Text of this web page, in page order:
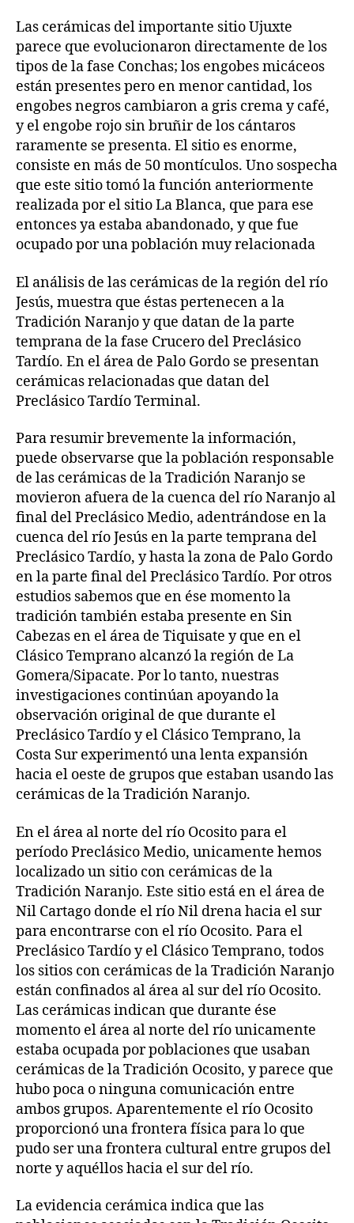
Las cerámicas del importante sitio Ujuxte
parece que evolucionaron directamente de los
tipos de la fase Conchas; los engobes micáceos
están presentes pero en menor cantidad, los
engobes negros cambiaron a gris crema y café,
y el engobe rojo sin bruñir de los cántaros
raramente se presenta. El sitio es enorme,
consiste en más de 50 montículos. Uno sospecha
que este sitio tomó la función anteriormente
realizada por el sitio La Blanca, que para ese
entonces ya estaba abandonado, y que fue
ocupado por una población muy relacionada
El análisis de las cerámicas de la región del río
Jesús, muestra que éstas pertenecen a la
Tradición Naranjo y que datan de la parte
temprana de la fase Crucero del Preclásico
Tardío. En el área de Palo Gordo se presentan
cerámicas relacionadas que datan del
Preclásico Tardío Terminal.
Para resumir brevemente la información,
puede observarse que la población responsable
de las cerámicas de la Tradición Naranjo se
movieron afuera de la cuenca del río Naranjo al
final del Preclásico Medio, adentrándose en la
cuenca del río Jesús en la parte temprana del
Preclásico Tardío, y hasta la zona de Palo Gordo
en la parte final del Preclásico Tardío. Por otros
estudios sabemos que en ése momento la
tradición también estaba presente en Sin
Cabezas en el área de Tiquisate y que en el
Clásico Temprano alcanzó la región de La
Gomera/Sipacate. Por lo tanto, nuestras
investigaciones continúan apoyando la
observación original de que durante el
Preclásico Tardío y el Clásico Temprano, la
Costa Sur experimentó una lenta expansión
hacia el oeste de grupos que estaban usando las
cerámicas de la Tradición Naranjo.
En el área al norte del río Ocosito para el
período Preclásico Medio, unicamente hemos
localizado un sitio con cerámicas de la
Tradición Naranjo. Este sitio está en el área de
Nil Cartago donde el río Nil drena hacia el sur
para encontrarse con el río Ocosito. Para el
Preclásico Tardío y el Clásico Temprano, todos
los sitios con cerámicas de la Tradición Naranjo
están confinados al área al sur del río Ocosito.
Las cerámicas indican que durante ése
momento el área al norte del río unicamente
estaba ocupada por poblaciones que usaban
cerámicas de la Tradición Ocosito, y parece que
hubo poca o ninguna comunicación entre
ambos grupos. Aparentemente el río Ocosito
proporcionó una frontera física para lo que
pudo ser una frontera cultural entre grupos del
norte y aquéllos hacia el sur del río.
La evidencia cerámica indica que las